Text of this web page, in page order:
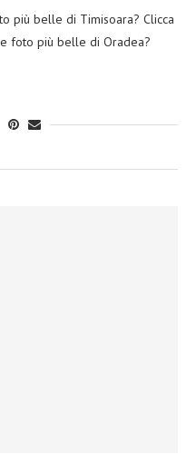
più belle di Timisoara? Clicca
foto più belle di Oradea?